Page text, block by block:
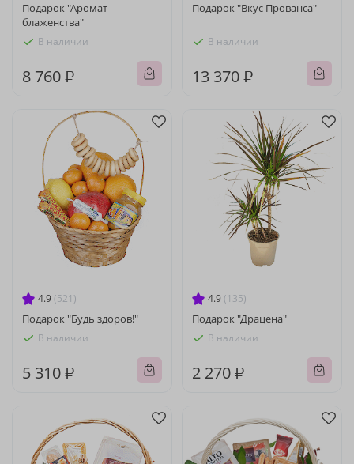
Подарок "Аромат
блаженства"
В наличии
8 760 ₽
Подарок "Вкус Прованса"
В наличии
13 370 ₽
4.9 (521)
Подарок "Будь здоров!"
В наличии
5 310 ₽
4.9 (135)
Подарок "Драцена"
В наличии
2 270 ₽